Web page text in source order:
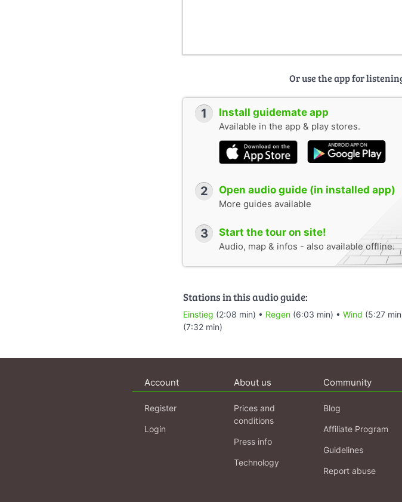
Or use the app for
1 Install guidemate app
Available in the app & play stores.
2 Open audio guide (in installed app)
More guides available
3 Start the tour on site!
Audio, map & infos - also available offline.
Stations in this audio guide:
Einstieg (2:08 min) • Regen (6:03 min) • Wind (5:27
(7:32 min)
Account
Register
Login
About us
Prices and
conditions
Press info
Technology
Community
Blog
Affiliate Program
Guidelines
Report abuse